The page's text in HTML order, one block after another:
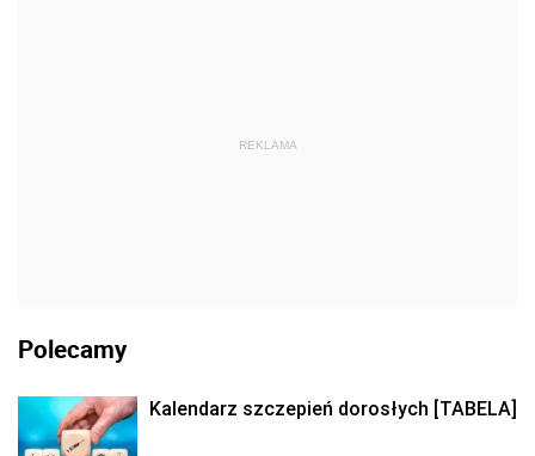
REKLAMA
Polecamy
Kalendarz szczepień dorosłych [TABELA]